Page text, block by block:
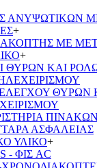
ΑΝΥΨΩΤΙΚΩΝ
+
ΜΕ
+
ΘΥΡΩΝ ΚΑΙ
ΘΥΡΩΝ
ΠΙΝΑΚΩΝ
ΑΣΦΑΛΕΙΑΣ
ΥΛΙΚΟ+
- ΦΙΣ AC